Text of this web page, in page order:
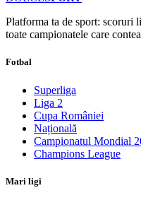
Platforma ta de sport: scoruri
toate campionatele care
Fotbal
Superliga
Liga 2
Cupa României
Națională
Campionatul Mondial
Champions League
Mari ligi